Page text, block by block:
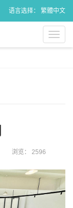
语言选择： 繁體中文
导
航
浏览： 2596